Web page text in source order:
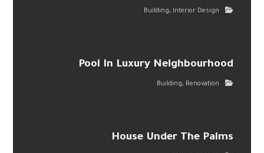
Building, Interior Design
Pool In Luxury Neighbourhood
Building, Renovation
House Under The Palms